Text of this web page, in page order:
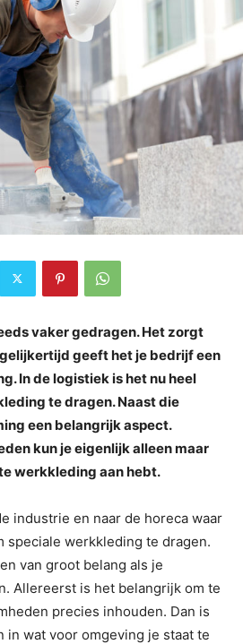
vaker gedragen. Het zorgt
geeft het je bedrijf een
In de logistiek is het nu heel
te dragen. Naast die
een belangrijk aspect.
kun je eigenlijk alleen maar
werkkleding aan hebt.
industrie en naar de horeca waar
speciale werkkleding te dragen.
van groot belang als je
Allereerst is het belangrijk om te
precies inhouden. Dan is
in wat voor omgeving je staat te